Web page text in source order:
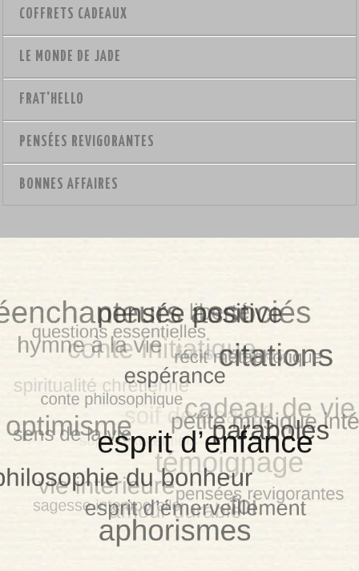
COFFRETS CADEAUX
LE MONDE DE JADE
FRAT'HELLO
PENSÉES REVIGORANTES
BONNES AFFAIRES